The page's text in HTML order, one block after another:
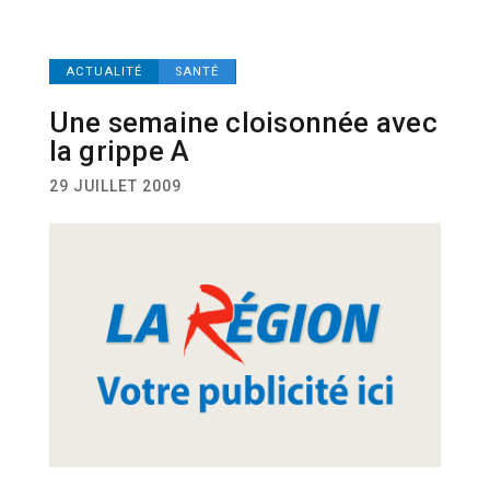
ACTUALITÉ SANTÉ
Une semaine cloisonnée avec
la grippe A
29 JUILLET 2009